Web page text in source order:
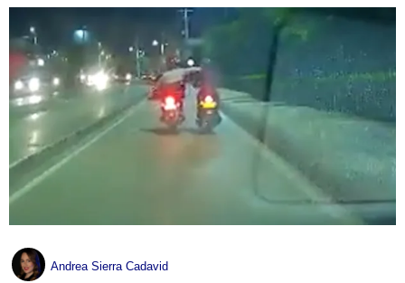
Andrea Sierra Cadavid